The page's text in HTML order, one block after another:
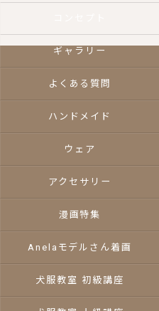
ギャラリー
よくある質問
ハンドメイド
ウェア
アクセサリー
漫画特集
Anelaモデルさん着画
犬服教室 初級講座